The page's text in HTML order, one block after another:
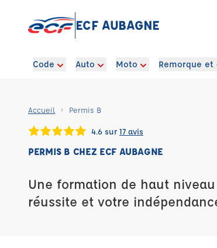
ECF AUBAGNE
Code Auto Moto Remorque
Accueil Permis B
4.6 sur 17 avis
PERMIS B CHEZ ECF AUBAGNE
Une formation de haut
réussite et votre